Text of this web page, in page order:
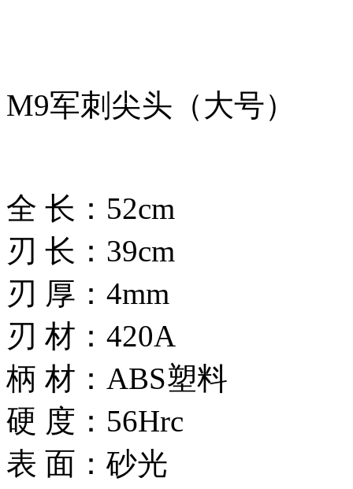
M9军刺尖头（大号）
全 长：52cm
刃 长：39cm
刃 厚：4mm
刃 材：420A
柄 材：ABS塑料
硬 度：56Hrc
表 面：砂光